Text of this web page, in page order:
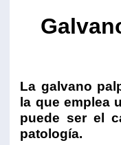
La galvano
la que emplea
puede ser el
patología.